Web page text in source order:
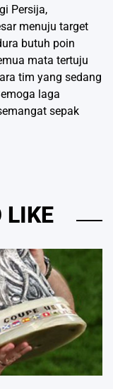
Persija,
menuju target
butuh poin
mata tertuju
tim yang sedang
laga
sepak
LIKE